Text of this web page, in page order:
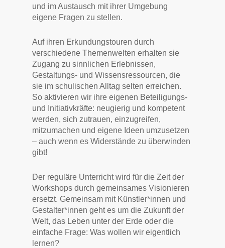
und im Austausch mit ihrer Umgebung
eigene Fragen zu stellen.
Auf ihren Erkundungstouren durch
verschiedene Themenwelten erhalten sie
Zugang zu sinnlichen Erlebnissen,
Gestaltungs- und Wissensressourcen, die
sie im schulischen Alltag selten erreichen.
So aktivieren wir ihre eigenen Beteiligungs-
und Initiativkräfte: neugierig und kompetent
werden, sich zutrauen, einzugreifen,
mitzumachen und eigene Ideen umzusetzen
– auch wenn es Widerstände zu überwinden
gibt!
Der reguläre Unterricht wird für die Zeit der
Workshops durch gemeinsames Visionieren
ersetzt. Gemeinsam mit Künstler*innen und
Gestalter*innen geht es um die Zukunft der
Welt, das Leben unter der Erde oder die
einfache Frage: Was wollen wir eigentlich
lernen?